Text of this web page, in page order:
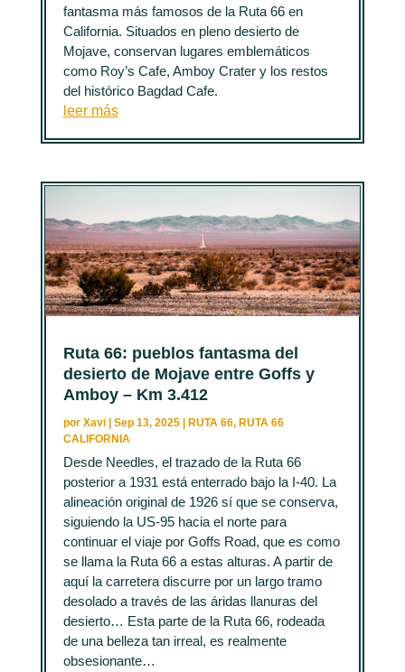
fantasma más famosos de la Ruta 66 en
California. Situados en pleno desierto de
Mojave, conservan lugares emblemáticos
como Roy’s Cafe, Amboy Crater y los restos
del histórico Bagdad Cafe.
leer más
Ruta 66: pueblos fantasma del
desierto de Mojave entre Goffs y
Amboy – Km 3.412
por Xavi| Sep 13, 2025| RUTA 66, RUTA 66
CALIFORNIA
Desde Needles, el trazado de la Ruta 66
posterior a 1931 está enterrado bajo la I-40. La
alineación original de 1926 sí que se conserva,
siguiendo la US-95 hacia el norte para
continuar el viaje por Goffs Road, que es como
se llama la Ruta 66 a estas alturas. A partir de
aquí la carretera discurre por un largo tramo
desolado a través de las áridas llanuras del
desierto… Esta parte de la Ruta 66, rodeada
de una belleza tan irreal, es realmente
obsesionante…